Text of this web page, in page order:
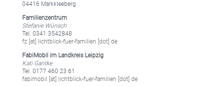
04416 Markkleeberg
Familienzentrum
Stefanie Wünsch
Tel. 0341 3542848
fz [at] lichtblick-fuer-familien [dot] de
FabiMobil im Landkreis Leipzig
Kati Gantke
Tel. 0177 460 23 61
fabimobil [at] lichtblick-fuer-familien [dot] de